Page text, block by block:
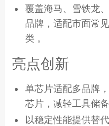
覆盖海马、雪铁龙
品牌，适配市面常
类 。
亮点创新
单芯片适配多品牌
芯片，减轻工具储
以稳定性能提供替